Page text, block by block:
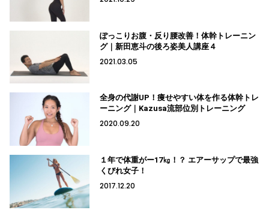
ぽっこりお腹・反り腰改善！体幹トレーニン
グ｜新田恵斗の後ろ姿美人講座４
2021.03.05
全身の代謝UP！痩せやすい体を作る体幹トレ
ーニング｜Kazusa流部位別トレーニング
2020.09.20
１年で体重がー17㎏！？ エアーサップで最強
くびれ女子！
2017.12.20